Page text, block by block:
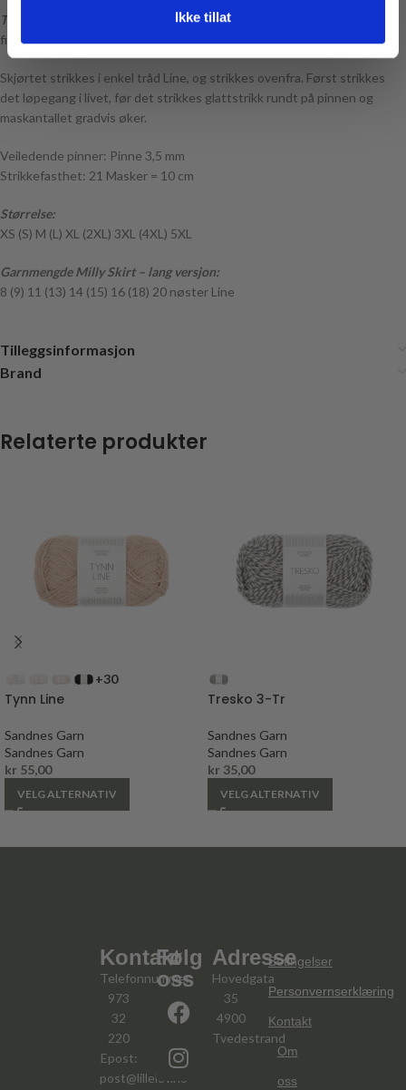
Ikke tillat
Tilbehør:
Elastikk til livet – ca 3 cm bredt. (Følger ikke med, men du kan
finne det
Skjørtet strikkes i enkel tråd Line, og strikkes ovenfra. Først strikkes
det løpegang i livet, før det strikkes glattstrikk rundt på pinnen og
maskantallet gradvis øker.
Veiledende pinner: Pinne 3,5 mm
Strikkefasthet: 21 Masker = 10 cm
Størrelse:
XS (S) M (L) XL (2XL) 3XL (4XL) 5XL
Garnmengde Milly Skirt – lang versjon:
8 (9) 11 (13) 14 (15) 16 (18) 20 nøster Line
Tilleggsinformasjon
Brand
Relaterte produkter
+30
Tynn Line
Sandnes Garn
Sandnes Garn
kr 55,00
VELG ALTERNATIV
Tresko 3-Tr
Sandnes Garn
Sandnes Garn
kr 35,00
VELG ALTERNATIV
Kontakt
Telefonnummer:
973
32
220
Epost:
post@lillelov.no
Følg
oss
Adresse
Hovedgata
35
4900
Tvedestrand
Betingelser
Personvernserklæring
Kontakt
Om
oss